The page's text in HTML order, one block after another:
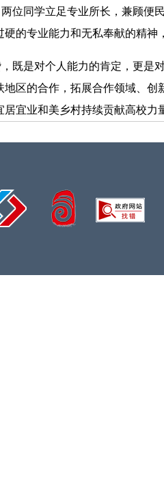
位同学立足专业所长，兼顾便
硬的专业能力和无私奉献的精
既是对个人能力的肯定，更是
地区的合作，拓展合作领域、
居宜业和美乡村持续贡献高校力